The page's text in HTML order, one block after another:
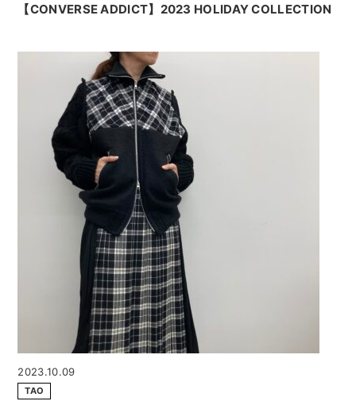
【CONVERSE ADDICT】2023 HOLIDAY COLLECTION
2023.10.09
TAO